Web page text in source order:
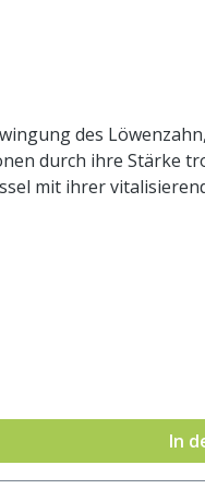
des
durch ihre Stärke
mit ihrer
bis zu 40
Öle
Erfahrung ist die
und die
In